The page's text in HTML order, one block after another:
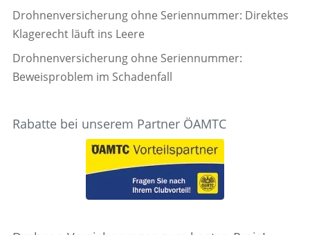
Drohnenversicherung ohne Seriennummer: Direktes
Klagerecht läuft ins Leere
Drohnenversicherung ohne Seriennummer:
Beweisproblem im Schadenfall
Rabatte bei unserem Partner ÖAMTC